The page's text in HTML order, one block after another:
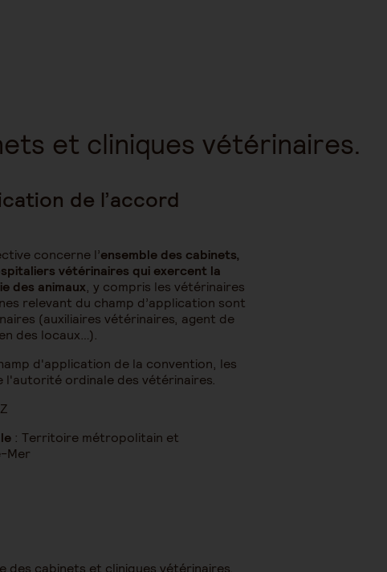
et cliniques vétérinaires.
de l’accord
concerne l’ensemble des cabinets,
vétérinaires qui exercent la
des animaux, y compris les vétérinaires
relevant du champ d’application sont
(auxiliaires vétérinaires, agent de
des locaux…).
d'application de la convention, les
l'autorité ordinale des vétérinaires.
: Territoire métropolitain et
Mer
des cabinets et cliniques vétérinaires,